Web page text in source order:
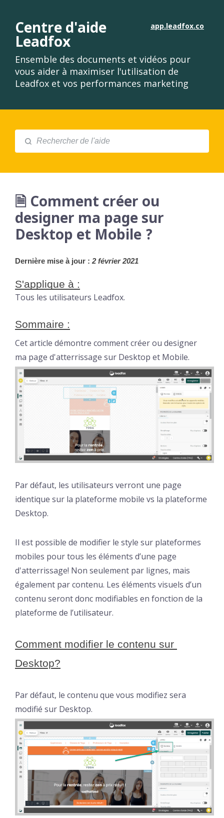
app.leadfox.co
Centre d'aide
Leadfox
Ensemble des documents et vidéos pour
vous aider à maximiser l'utilisation de
Leadfox et vos performances marketing
🗎 Comment créer ou
designer ma page sur
Desktop et Mobile ?
Dernière mise à jour : 2 février 2021
S'applique à :
Tous les utilisateurs Leadfox.
Sommaire :
Cet article démontre comment créer ou designer
ma page d'atterrissage sur Desktop et Mobile.
Par défaut, les utilisateurs verront une page
identique sur la plateforme mobile vs la plateforme
Desktop.
Il est possible de modifier le style sur plateformes
mobiles pour tous les éléments d’une page
d'atterrissage! Non seulement par lignes, mais
également par contenu. Les éléments visuels d’un
contenu seront donc modifiables en fonction de la
plateforme de l’utilisateur.
Comment modifier le contenu sur
Desktop?
Par défaut, le contenu que vous modifiez sera
modifié sur Desktop.